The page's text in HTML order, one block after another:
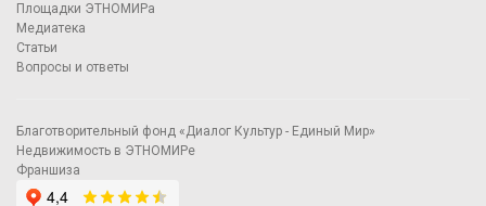
Площадки ЭТНОМИРа
Медиатека
Статьи
Вопросы и ответы
Благотворительный фонд «Диалог Культур - Единый Мир»
Недвижимость в ЭТНОМИРе
Франшиза